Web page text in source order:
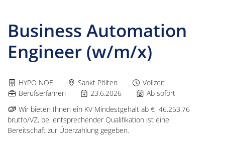
Business Automation
Engineer (w/m/x)
Arbeitgeber:
HYPO NOE Dienstort:
Sankt Pölten Beschäftigungsart:
Vollzeit
Positionsebene:
Berufserfahren Veröffentlichungsdatum:
23.6.2026 Eintrittstermin:
Ab sofort
Gehalt:
Wir bieten Ihnen ein KV Mindestgehalt ab € 46.253,76
brutto/VZ, bei entsprechender Qualifikation ist eine
Bereitschaft zur Überzahlung gegeben.